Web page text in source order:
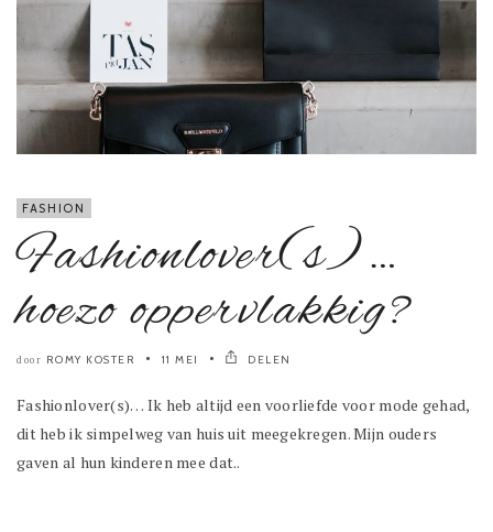
FASHION
Fashionlover(s)…
hoezo oppervlakkig?
door ROMY KOSTER 11 MEI DELEN
Fashionlover(s)… Ik heb altijd een voorliefde voor mode gehad,
dit heb ik simpelweg van huis uit meegekregen. Mijn ouders
gaven al hun kinderen mee dat..